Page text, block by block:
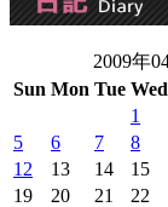
2009年
Sun Mon Tue Wed
1
5
6 7 8
12
13 14 15
19
20 21 22